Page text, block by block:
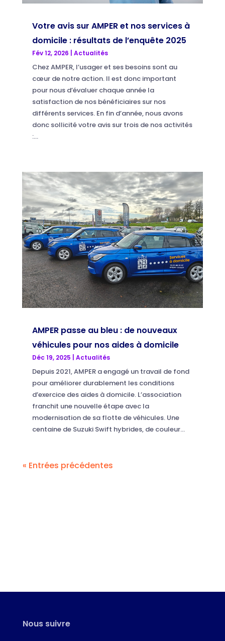
Votre avis sur AMPER et nos services à
domicile : résultats de l’enquête 2025
Fév 12, 2026 Actualités
Chez AMPER, l’usager et ses besoins sont au
cœur de notre action. Il est donc important
pour nous d’évaluer chaque année la
satisfaction de nos bénéficiaires sur nos
différents services. En fin d’année, nous avons
donc sollicité votre avis sur trois de nos activités
:...
AMPER passe au bleu : de nouveaux
véhicules pour nos aides à domicile
Déc 19, 2025 Actualités
Depuis 2021, AMPER a engagé un travail de fond
pour améliorer durablement les conditions
d’exercice des aides à domicile. L’association
franchit une nouvelle étape avec la
modernisation de sa flotte de véhicules. Une
centaine de Suzuki Swift hybrides, de couleur...
« Entrées précédentes
Nous suivre